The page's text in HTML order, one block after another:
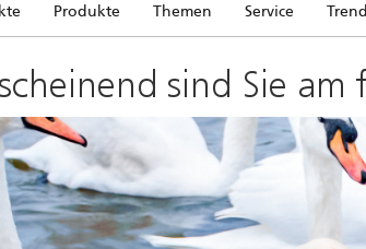
Produkte Themen Service
sind Sie